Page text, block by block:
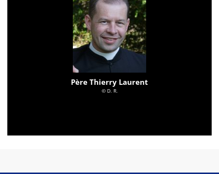
Père Thierry Laurent
© D. R.